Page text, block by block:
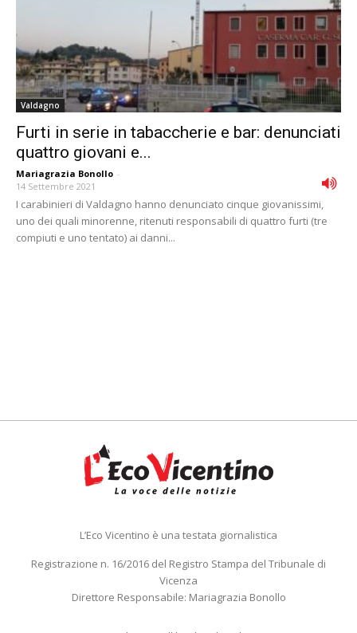
Valdagno
Furti in serie in tabaccherie e bar: denunciati
quattro giovani e...
Mariagrazia Bonollo -
14 Settembre 2021
I carabinieri di Valdagno hanno denunciato cinque giovanissimi,
uno dei quali minorenne, ritenuti responsabili di quattro furti (tre
compiuti e uno tentato) ai danni...
L’Eco Vicentino è una testata giornalistica
Registrazione n. 16/2016 del Registro Stampa del Tribunale di
Vicenza
Direttore Responsabile: Mariagrazia Bonollo